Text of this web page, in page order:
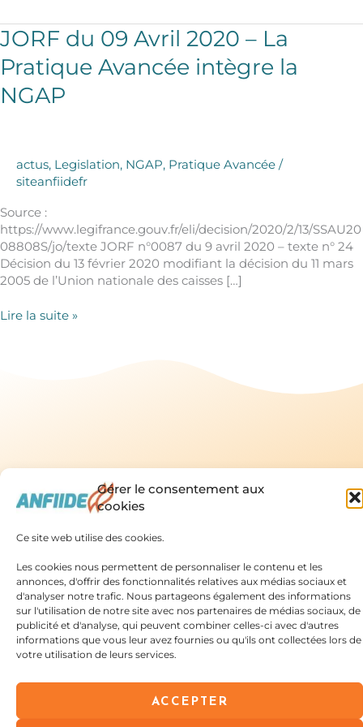
Gérer le consentement aux
cookies
Ce site web utilise des cookies.
Les cookies nous permettent de personnaliser le contenu et les
annonces, d'offrir des fonctionnalités relatives aux médias sociaux et
d'analyser notre trafic. Nous partageons également des informations
sur l'utilisation de notre site avec nos partenaires de médias sociaux, de
publicité et d'analyse, qui peuvent combiner celles-ci avec d'autres
informations que vous leur avez fournies ou qu'ils ont collectées lors de
votre utilisation de leurs services.
ACCEPTER
JORF du 09 Avril 2020 – La
Pratique Avancée intègre la
NGAP
actus, Legislation, NGAP, Pratique Avancée /
siteanfiidefr
Source :
https://www.legifrance.gouv.fr/eli/decision/2020/2/13/SSAU20
08808S/jo/texte JORF n°0087 du 9 avril 2020 – texte n° 24
Décision du 13 février 2020 modifiant la décision du 11 mars
2005 de l’Union nationale des caisses […]
JORF
du
09
2020
Avancée
intègre
NGAP
Lire la suite »
Association
Française Des
Infirmiers
Diplômés Et
Des Étudiants
3, Quai de
Metz, 75019
PARIS,
Accueil
Qui
sommes
nous?
Un peu
d'histoire
du Bureau et
CA
Nos
Actions
Adhérents
Archives
Adhésion
Linkedin
2025
Association
Nationale Française
des Infirmières et
Infirmiers Diplômés
et des Étudiants